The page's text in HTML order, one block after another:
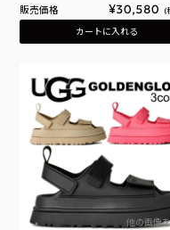
販売価格 ¥30,580
カートに入れる
他の画像